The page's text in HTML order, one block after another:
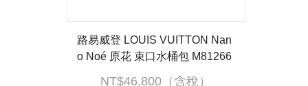
路易威登 LOUIS VUITTON Nan
o Noé 原花 束口水桶包 M81266
晶片款 原花NANO NOE 背帶2
NT$46,800（含稅）